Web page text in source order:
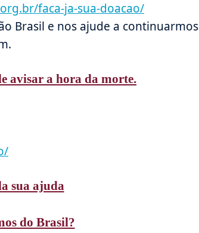
faca-ja-sua-doacao/
Brasil e nos ajude a continuarmos
avisar a hora da morte.
sua ajuda
do Brasil?